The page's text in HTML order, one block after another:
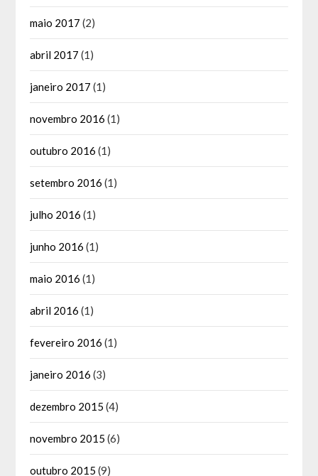
maio 2017 (2)
abril 2017 (1)
janeiro 2017 (1)
novembro 2016 (1)
outubro 2016 (1)
setembro 2016 (1)
julho 2016 (1)
junho 2016 (1)
maio 2016 (1)
abril 2016 (1)
fevereiro 2016 (1)
janeiro 2016 (3)
dezembro 2015 (4)
novembro 2015 (6)
outubro 2015 (9)